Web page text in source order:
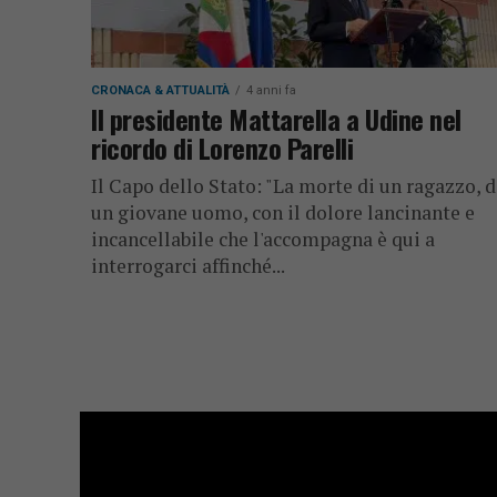
CRONACA & ATTUALITÀ 4 anni fa
Il presidente Mattarella a Udine nel
ricordo di Lorenzo Parelli
Il Capo dello Stato: "La morte di un ragazzo,
un giovane uomo, con il dolore lancinante e
incancellabile che l'accompagna è qui a
interrogarci affinché...